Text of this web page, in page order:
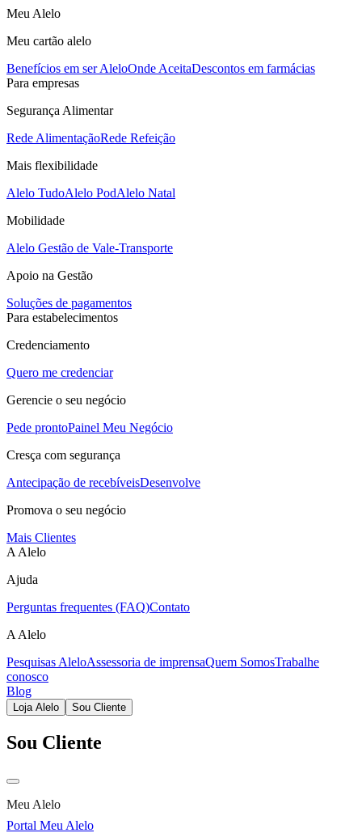
Meu Alelo
Meu cartão alelo
Benefícios em ser AleloOnde AceitaDescontos em farmácias
Para empresas
Segurança Alimentar
Rede AlimentaçãoRede Refeição
Mais flexibilidade
Alelo TudoAlelo PodAlelo Natal
Mobilidade
Alelo Gestão de Vale-Transporte
Apoio na Gestão
Soluções de pagamentos
Para estabelecimentos
Credenciamento
Quero me credenciar
Gerencie o seu negócio
Pede prontoPainel Meu Negócio
Cresça com segurança
Antecipação de recebíveisDesenvolve
Promova o seu negócio
Mais Clientes
A Alelo
Ajuda
Perguntas frequentes (FAQ)Contato
A Alelo
Pesquisas AleloAssessoria de imprensaQuem SomosTrabalhe
conosco
Blog
Loja Alelo Sou Cliente
Sou Cliente
Meu Alelo
Portal Meu Alelo